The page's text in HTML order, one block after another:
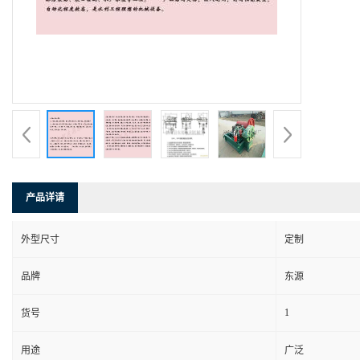
产品详请
外型尺寸 定制
品牌 东源
货号 1
用途 广泛